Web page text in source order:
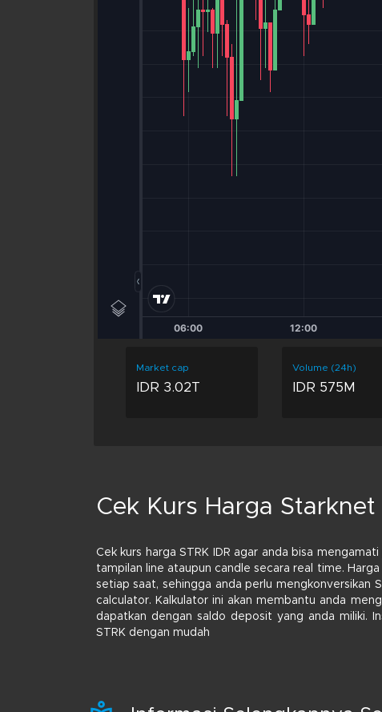
Market cap
IDR 3.02T
Volume (24h)
IDR 575M
Cek Kurs Harga Starknet
Cek kurs harga STRK IDR agar anda bisa
tampilan line ataupun candle secara real time.
setiap saat, sehingga anda perlu mengkonversikan
calculator. Kalkulator ini akan membantu anda
dapatkan dengan saldo deposit yang anda miliki.
STRK dengan mudah